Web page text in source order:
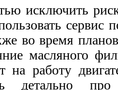
исключить
сервис
во время
масляного
на работу
детально